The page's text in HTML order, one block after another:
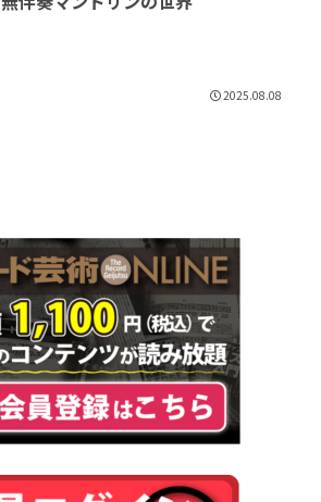
2025.08.08